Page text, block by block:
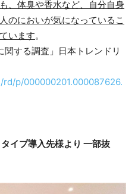
、体臭や香水など、自分自身
のにおいが気になっているこ
います。
する調査」日本トレンドリ
p/000000201.000087626.
イプ導入先様より 一部抜